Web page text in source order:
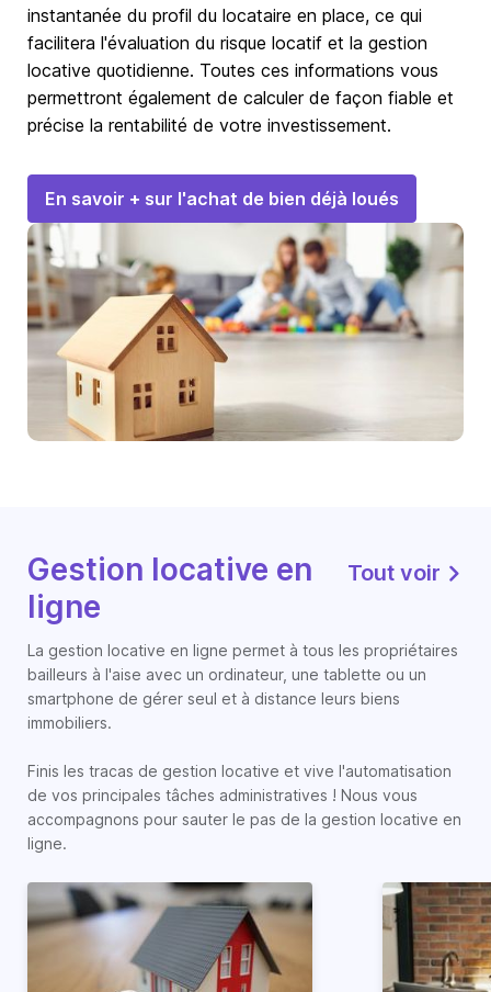
instantanée du profil du locataire en place, ce qui
facilitera l'évaluation du risque locatif et la gestion
locative quotidienne. Toutes ces informations vous
permettront également de calculer de façon fiable et
précise la rentabilité de votre investissement.
En savoir + sur l'achat de bien déjà loués
Gestion locative en
ligne
Tout voir
La gestion locative en ligne permet à tous les propriétaires
bailleurs à l'aise avec un ordinateur, une tablette ou un
smartphone de gérer seul et à distance leurs biens
immobiliers.
Finis les tracas de gestion locative et vive l'automatisation
de vos principales tâches administratives ! Nous vous
accompagnons pour sauter le pas de la gestion locative en
ligne.